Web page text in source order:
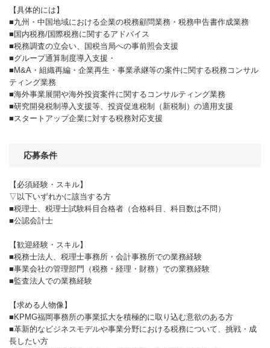
【具体的には】
■九州・中国地域における企業の税務顧問業務・税務申告書作成業務
■国内税務/国際税務に関するアドバイス
■税務調査の立会い、国税当局への事前照会支援
■グループ通算制度導入支援・
■M&A・組織再編・企業再生・事業承継等の案件に関する税務コンサル
ティング業務
■海外事業展開や海外投資案件に関するコンサルティング業務
■研究開発税制導入支援等、投資促進税制（新税制）の適用支援
■スタートアップ企業に対する税務対応支援
応募条件
【必須経験・スキル】
▽以下いずれかに該当する方
■税理士、税理士試験科目合格者（合格科目、科目数は不問）
■公認会計士
【歓迎経験・スキル】
■税務士法人、税理士事務所・会計事務所での業務経験
■事業会社の管理部門（税務・経理・財務）での業務経験
■監査法人での業務経験
【求める人物像】
■KPMG福岡事務所の事業拡大を積極的に取り込む意欲のある方
■革新的なビジネスモデルや事業分野における税務について、挑戦・成
長したい方